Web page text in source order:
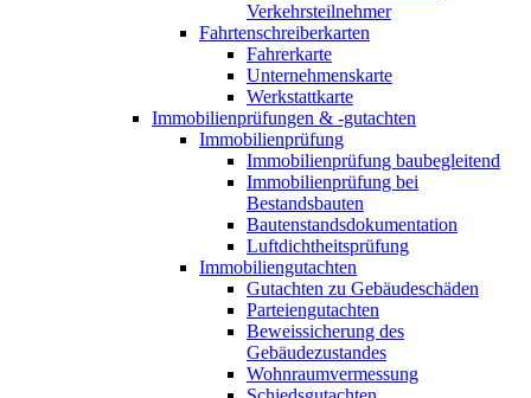
Verkehrsteilnehmer
Fahrtenschreiberkarten
Fahrerkarte
Unternehmenskarte
Werkstattkarte
Immobilienprüfungen & -gutachten
Immobilienprüfung
Immobilienprüfung baubegleitend
Immobilienprüfung bei
Bestandsbauten
Bautenstandsdokumentation
Luftdichtheitsprüfung
Immobiliengutachten
Gutachten zu Gebäudeschäden
Parteiengutachten
Beweissicherung des
Gebäudezustandes
Wohnraumvermessung